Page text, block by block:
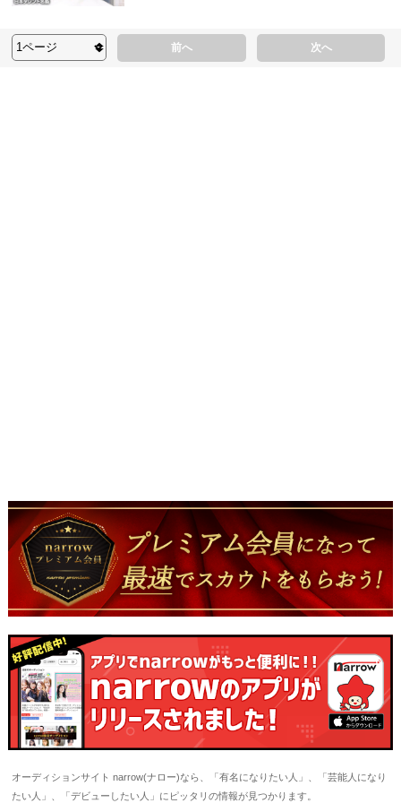
前へ 次へ
オーディションサイト narrow(ナロー)なら、「有名になりたい人」、「芸能人になり
たい人」、「デビューしたい人」にピッタリの情報が見つかります。